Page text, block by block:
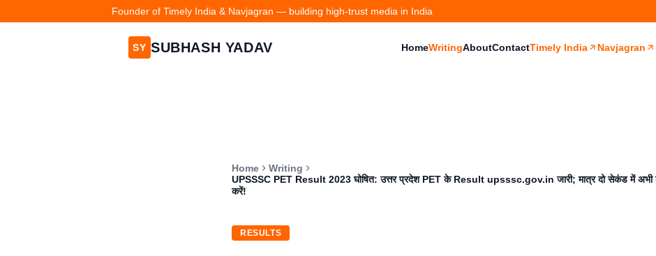
Founder of Timely India & Navjagran — building high-trust media in India
SY SUBHASH YADAV HomeWritingAboutContactTimely India Navjagran
Home
Writing
UPSSSC PET Result 2023 घोषित: उत्तर प्रदेश PET के Result upsssc.gov.in जारी; मात्र दो सेकंड में अभी
करें!
RESULTS